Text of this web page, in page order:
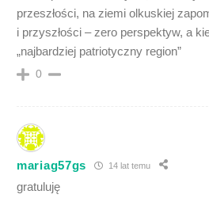
przeszłości, na ziemi olkuskiej
i przyszłości – zero perspektyw, a
„najbardziej patriotyczny region”
0
mariag57gs 14 lat temu
gratuluję